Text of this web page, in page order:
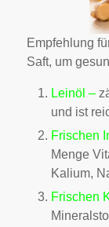
Empfehlung
Saft, um
Leinöl –
und ist
Frischen
Menge
Kalium,
Frischen